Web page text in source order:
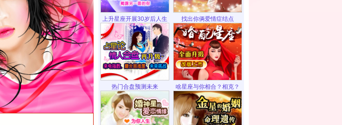
上升星座开展30岁后人生 找出你俩爱情症结点
热门合盘预测未来 啥星座与你相合？相克？